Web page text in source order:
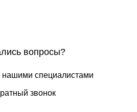
вопросы?
нашими специалистами
звонок